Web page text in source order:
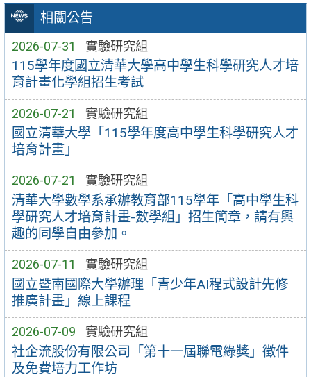
相關公告
2026-07-31 實驗研究組
115學年度國立清華大學高中學生科學研究人才培
育計畫化學組招生考試
2026-07-21 實驗研究組
國立清華大學「115學年度高中學生科學研究人才
培育計畫」
2026-07-21 實驗研究組
清華大學數學系承辦教育部115學年「高中學生科
學研究人才培育計畫-數學組」招生簡章，請有興
趣的同學自由參加。
2026-07-11 實驗研究組
國立暨南國際大學辦理「青少年AI程式設計先修
推廣計畫」線上課程
2026-07-09 實驗研究組
社企流股份有限公司「第十一屆聯電綠獎」徵件
及免費培力工作坊